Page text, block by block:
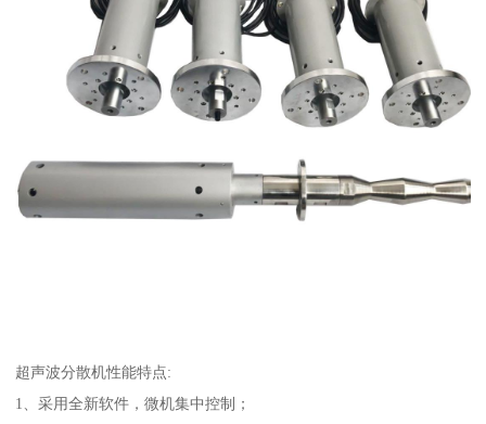
超声波分散机性能特点:
1、采用全新软件，微机集中控制；